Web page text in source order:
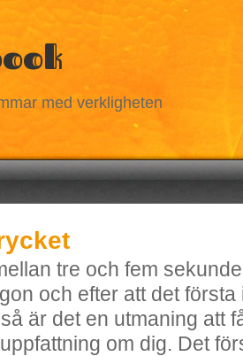
med verkligheten
tre och fem
och efter att det första
är det en utmaning att
om dig. Det